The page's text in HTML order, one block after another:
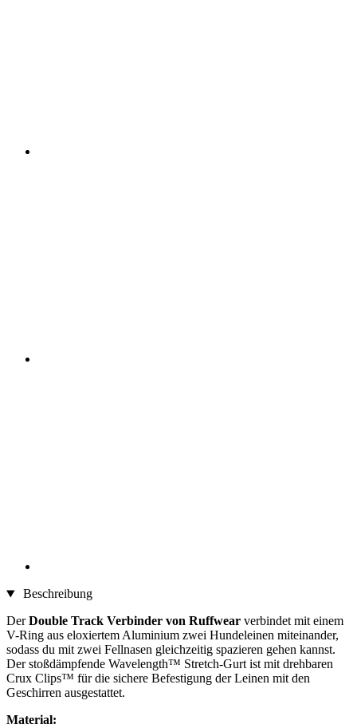
Beschreibung
DerDouble Track Verbinder von Ruffwear verbindet mit einem
V-Ring aus eloxiertem Aluminium zwei Hundeleinen miteinander,
sodass du mit zwei Fellnasen gleichzeitig spazieren gehen kannst.
Der stoßdämpfende Wavelength™ Stretch-Gurt ist mit drehbaren
Crux Clips™ für die sichere Befestigung der Leinen mit den
Geschirren ausgestattet.
Material: